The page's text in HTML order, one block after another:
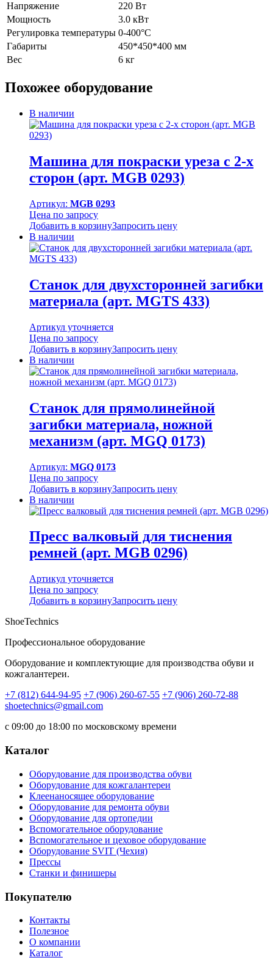
Напряжение
220 Вт
Мощность
3.0 кВт
Регулировка температуры 0-400°С
Габариты
450*450*400 мм
Вес
6 кг
Похожее оборудование
В наличии
Машина для покраски уреза с 2-х
сторон (арт. MGB 0293)
Артикул: MGB 0293
Цена по запросу
Добавить в корзинуЗапросить цену
В наличии
Станок для двухсторонней загибки
материала (арт. MGTS 433)
Артикул уточняется
Цена по запросу
Добавить в корзинуЗапросить цену
В наличии
Станок для прямолинейной
загибки материала, ножной
механизм (арт. MGQ 0173)
Артикул: MGQ 0173
Цена по запросу
Добавить в корзинуЗапросить цену
В наличии
Пресс валковый для тиснения
ремней (арт. MGB 0296)
Артикул уточняется
Цена по запросу
Добавить в корзинуЗапросить цену
ShoeTechnics
Профессиональное оборудование
Оборудование и комплектующие для производства обуви и
кожгалантереи.
+7 (812) 644-94-95 +7 (906) 260-67-55 +7 (906) 260-72-88
shoetechnics@gmail.com
с 09:00 до 18:00 по московскому времени
Каталог
Оборудование для производства обуви
Оборудование для кожгалантереи
Клеенаносящее оборудование
Оборудование для ремонта обуви
Оборудование для ортопедии
Вспомогательное оборудование
Вспомогательное и цеховое оборудование
Оборудование SVIT (Чехия)
Прессы
Станки и финишеры
Покупателю
Контакты
Полезное
О компании
Каталог